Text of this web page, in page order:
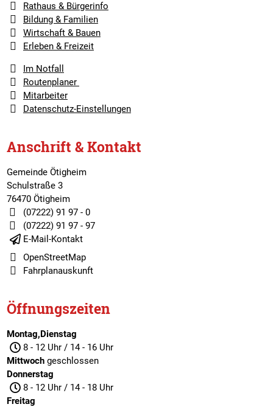
Rathaus & Bürgerinfo
Bildung & Familien
Wirtschaft & Bauen
Erleben & Freizeit
Im Notfall
Routenplaner
Mitarbeiter
Datenschutz-Einstellungen
Anschrift & Kontakt
Gemeinde Ötigheim
Schulstraße 3
76470 Ötigheim
(07222) 91 97 - 0
(07222) 91 97 - 97
E-Mail-Kontakt
OpenStreetMap
Fahrplanauskunft
Öffnungszeiten
Montag,Dienstag
8 - 12 Uhr / 14 - 16 Uhr
Mittwochgeschlossen
Donnerstag
8 - 12 Uhr / 14 - 18 Uhr
Freitag